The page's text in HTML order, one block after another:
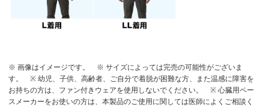
※ 画像はイメージです。
※ サイズによっては完売の可能性がございま
す。
※ 幼児、子供、高齢者、ご自分で着脱が困難な方、また温感に障害を
お持ちの方は、ファン付きウェアを使用しないでください。
※ 心臓用ペー
スメーカーをお使いの方は、本製品のご使用に関しては医師によくご相談く